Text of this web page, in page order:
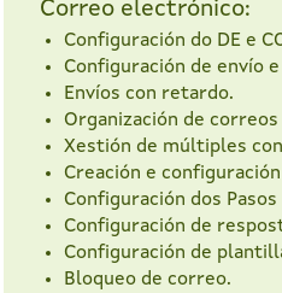
Correo electrónico:
Configuración do DE e
Configuración de envío
Envíos con retardo.
Organización de
Xestión de múltiples
Creación e
Configuración dos Pasos
Configuración de
Configuración de
Bloqueo de correo.